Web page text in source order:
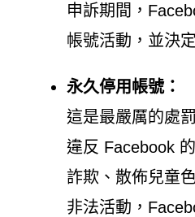
申訴期間，
帳號活動，並決
永久停用帳號：
這是最嚴厲的處
違反 Facebook
詐欺、散佈兒童
非法活動，